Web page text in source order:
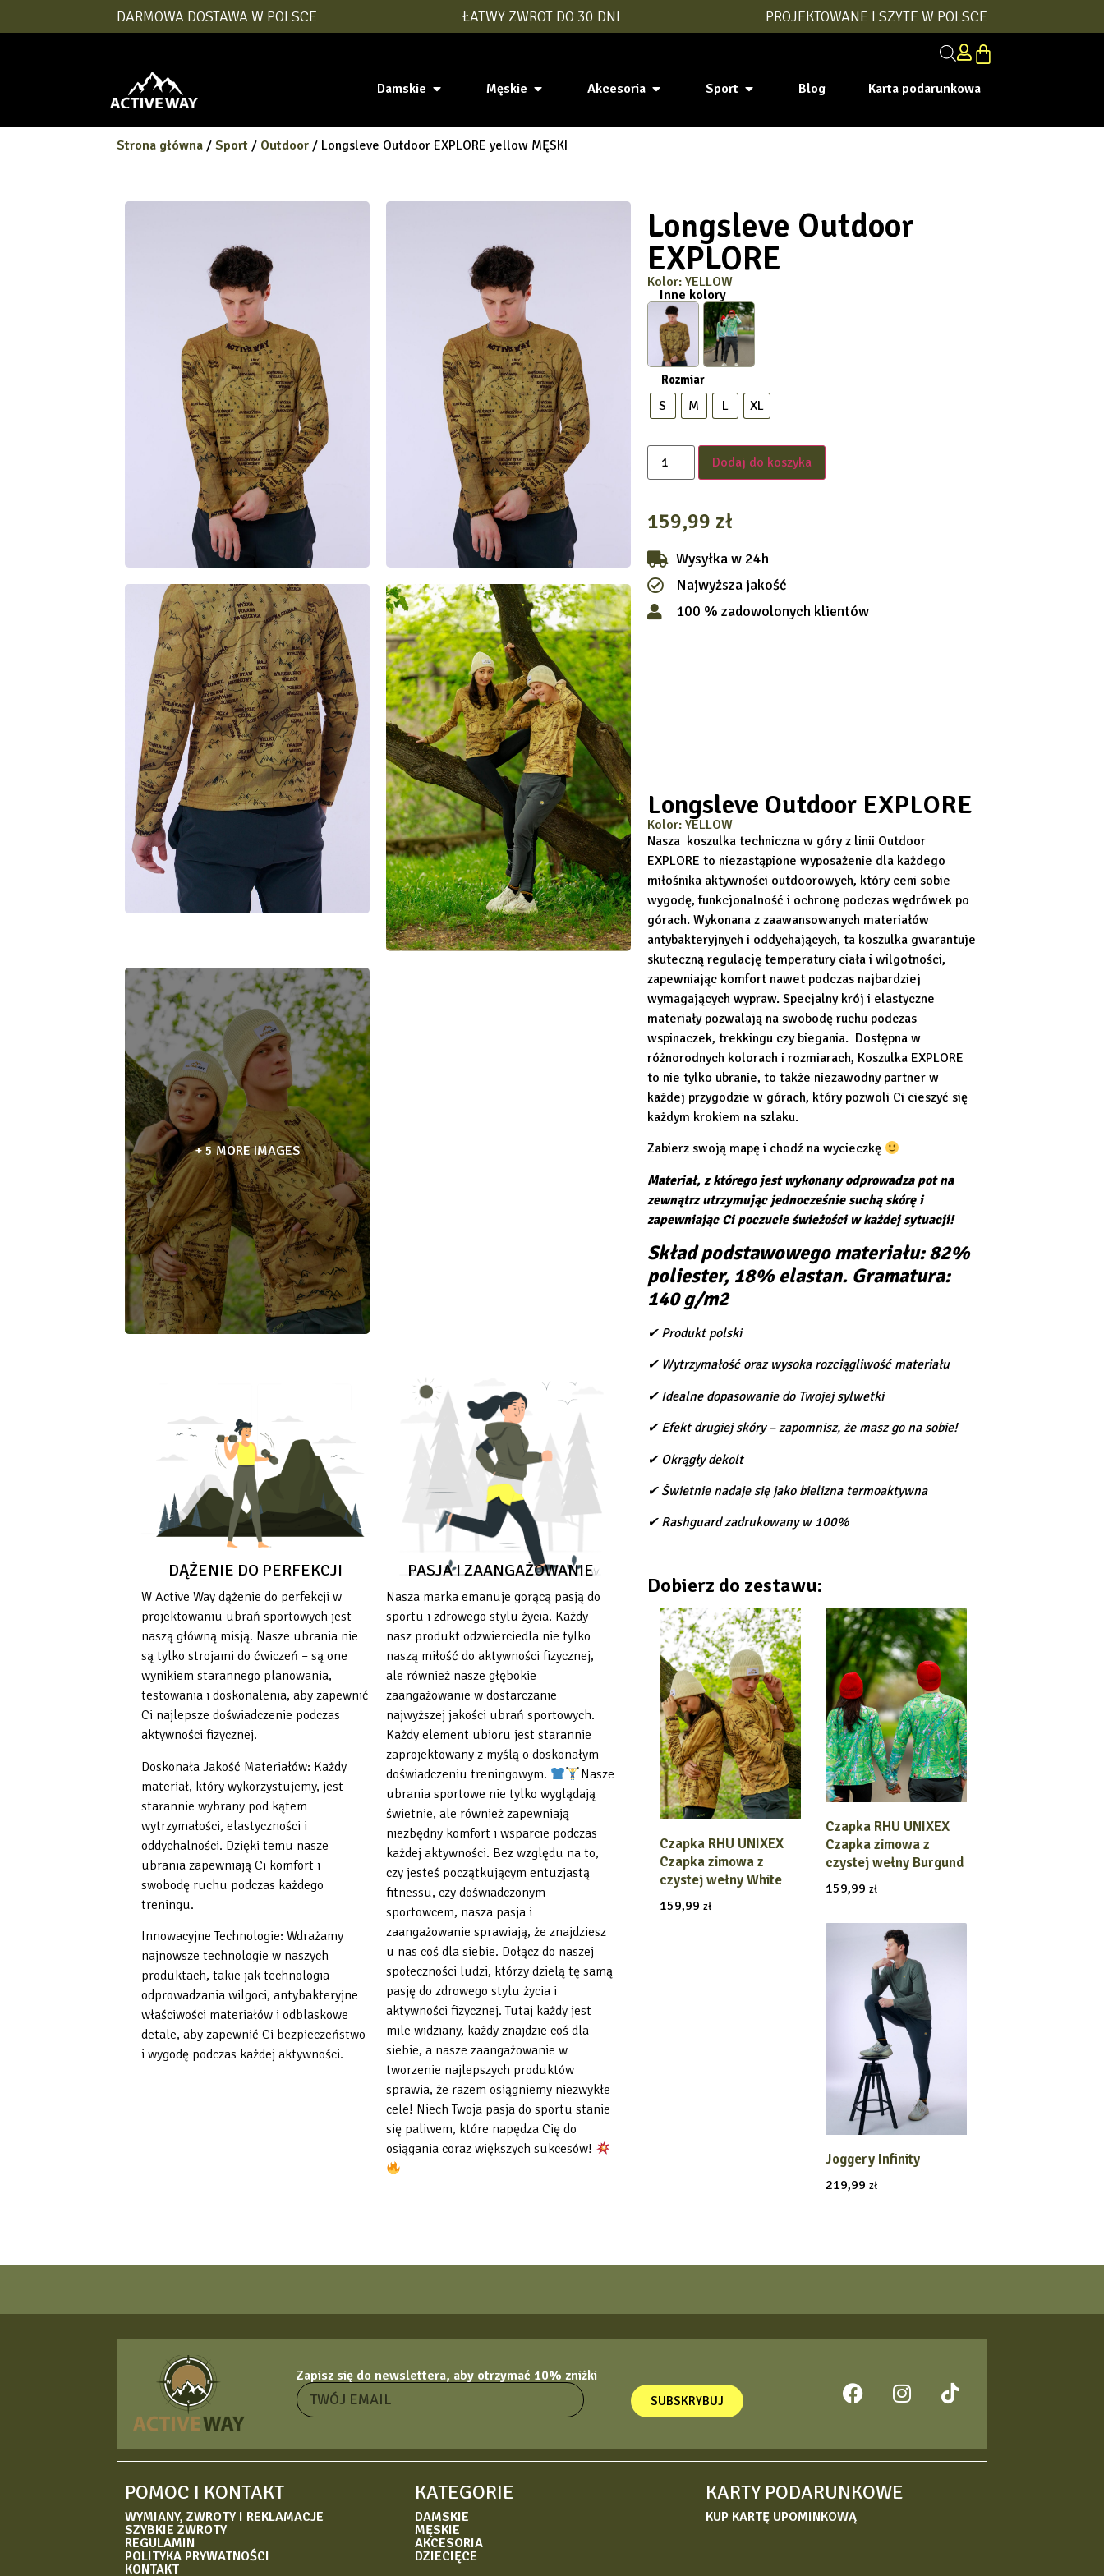
DARMOWA DOSTAWA W POLSCE ŁATWY ZWROT DO 30 DNI PROJEKTOWANE I SZYTE W POLSCE
Damskie Męskie Akcesoria Sport Blog Karta podarunkowa
Strona główna /Sport / Outdoor / Longsleve Outdoor EXPLORE yellow MĘSKI
+ 5 MORE IMAGES
DĄŻENIE DO PERFEKCJI
W Active Way dążenie do perfekcji w
projektowaniu ubrań sportowych jest
naszą główną misją. Nasze ubrania nie
są tylko strojami do ćwiczeń – są one
wynikiem starannego planowania,
testowania i doskonalenia, aby zapewnić
Ci najlepsze doświadczenie podczas
aktywności fizycznej.
Doskonała Jakość Materiałów: Każdy
materiał, który wykorzystujemy, jest
starannie wybrany pod kątem
wytrzymałości, elastyczności i
oddychalności. Dzięki temu nasze
ubrania zapewniają Ci komfort i
swobodę ruchu podczas każdego
treningu.
Innowacyjne Technologie: Wdrażamy
najnowsze technologie w naszych
produktach, takie jak technologia
odprowadzania wilgoci, antybakteryjne
właściwości materiałów i odblaskowe
detale, aby zapewnić Ci bezpieczeństwo
i wygodę podczas każdej aktywności.
PASJA I ZAANGAŻOWANIE
Nasza marka emanuje gorącą pasją do
sportu i zdrowego stylu życia. Każdy
nasz produkt odzwierciedla nie tylko
naszą miłość do aktywności fizycznej,
ale również nasze głębokie
zaangażowanie w dostarczanie
najwyższej jakości ubrań sportowych.
Każdy element ubioru jest starannie
zaprojektowany z myślą o doskonałym
doświadczeniu treningowym.
Nasze
ubrania sportowe nie tylko wyglądają
świetnie, ale również zapewniają
niezbędny komfort i wsparcie podczas
każdej aktywności. Bez względu na to,
czy jesteś początkującym entuzjastą
fitnessu, czy doświadczonym
sportowcem, nasza pasja i
zaangażowanie sprawiają, że znajdziesz
u nas coś dla siebie. Dołącz do naszej
społeczności ludzi, którzy dzielą tę samą
pasję do zdrowego stylu życia i
aktywności fizycznej. Tutaj każdy jest
mile widziany, każdy znajdzie coś dla
siebie, a nasze zaangażowanie w
tworzenie najlepszych produktów
sprawia, że razem osiągniemy niezwykłe
cele! Niech Twoja pasja do sportu stanie
się paliwem, które napędza Cię do
osiągania coraz większych sukcesów!
Longsleve Outdoor
EXPLORE
Kolor: YELLOW
Inne kolory
Rozmiar
S M L XL
Dodaj do koszyka
159,99 zł
Wysyłka w 24h
Najwyższa jakość
100 % zadowolonych klientów
Longsleve Outdoor EXPLORE
Kolor: YELLOW
Nasza koszulka techniczna w góry z linii Outdoor
EXPLORE to niezastąpione wyposażenie dla każdego
miłośnika aktywności outdoorowych, który ceni sobie
wygodę, funkcjonalność i ochronę podczas wędrówek po
górach. Wykonana z zaawansowanych materiałów
antybakteryjnych i oddychających, ta koszulka gwarantuje
skuteczną regulację temperatury ciała i wilgotności,
zapewniając komfort nawet podczas najbardziej
wymagających wypraw. Specjalny krój i elastyczne
materiały pozwalają na swobodę ruchu podczas
wspinaczek, trekkingu czy biegania. Dostępna w
różnorodnych kolorach i rozmiarach, Koszulka EXPLORE
to nie tylko ubranie, to także niezawodny partner w
każdej przygodzie w górach, który pozwoli Ci cieszyć się
każdym krokiem na szlaku.
Zabierz swoją mapę i chodź na wycieczkę
Materiał, z którego jest wykonany odprowadza pot na
zewnątrz utrzymując jednocześnie suchą skórę i
zapewniając Ci poczucie świeżości w każdej sytuacji!
Skład podstawowego materiału: 82%
poliester, 18% elastan. Gramatura:
140 g/m2
✔ Produkt polski
✔ Wytrzymałość oraz wysoka rozciągliwość materiału
✔ Idealne dopasowanie do Twojej sylwetki
✔ Efekt drugiej skóry – zapomnisz, że masz go na sobie!
✔ Okrągły dekolt
✔ Świetnie nadaje się jako bielizna termoaktywna
✔ Rashguard zadrukowany w 100%
Dobierz do zestawu:
DODAJ DO KOSZYKA
Czapka RHU UNIXEX
Czapka zimowa z
czystej wełny White
159,99 zł
DODAJ DO KOSZYKA
Czapka RHU UNIXEX
Czapka zimowa z
czystej wełny Burgund
159,99 zł
WYBIERZ OPCJĘ
Joggery Infinity
219,99 zł
Zapisz się do newslettera, aby otrzymać 10% zniżki
SUBSKRYBUJ
POMOC I KONTAKT
WYMIANY, ZWROTY I REKLAMACJE
SZYBKIE ZWROTY
REGULAMIN
POLITYKA PRYWATNOŚCI
KONTAKT
KATEGORIE
DAMSKIE
MĘSKIE
AKCESORIA
DZIECIĘCE
KARTY PODARUNKOWE
KUP KARTĘ UPOMINKOWĄ